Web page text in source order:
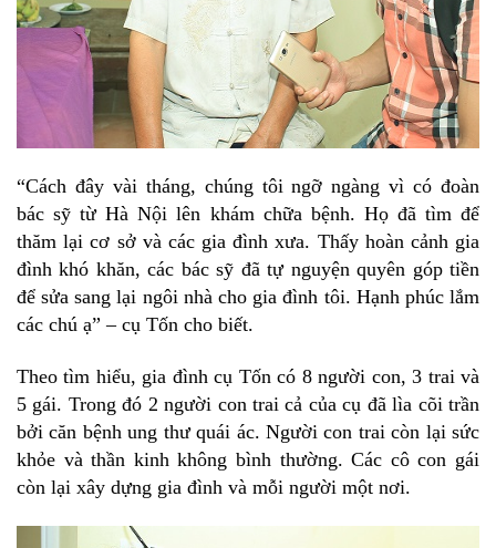
“Cách đây vài tháng, chúng tôi ngỡ ngàng vì có đoàn
bác sỹ từ Hà Nội lên khám chữa bệnh. Họ đã tìm để
thăm lại cơ sở và các gia đình xưa. Thấy hoàn cảnh gia
đình khó khăn, các bác sỹ đã tự nguyện quyên góp tiền
để sửa sang lại ngôi nhà cho gia đình tôi. Hạnh phúc lắm
các chú ạ” – cụ Tốn cho biết.
Theo tìm hiểu, gia đình cụ Tốn có 8 người con, 3 trai và
5 gái. Trong đó 2 người con trai cả của cụ đã lìa cõi trần
bởi căn bệnh ung thư quái ác. Người con trai còn lại sức
khỏe và thần kinh không bình thường. Các cô con gái
còn lại xây dựng gia đình và mỗi người một nơi.